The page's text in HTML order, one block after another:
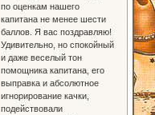
по оценкам нашего
капитана не менее шести
баллов. Я вас поздравляю!
Удивительно, но спокойный
и даже веселый тон
помощника капитана, его
выправка и абсолютное
игнорирование качки,
подействовали